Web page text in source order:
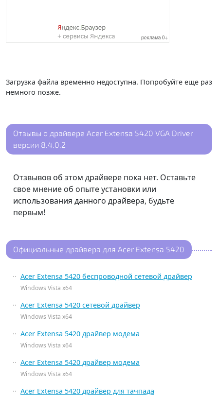
Загрузка файла временно недоступна. Попробуйте еще раз
немного позже.
Отзывы о драйвере Acer Extensa 5420 VGA Driver
версии 8.4.0.2
Отзвывов об этом драйвере пока нет. Оставьте
свое мнение об опыте установки или
использования данного драйвера, будьте
первым!
Официальные драйвера для Acer Extensa 5420
Acer Extensa 5420 беспроводной сетевой драйвер
Windows Vista x64
Acer Extensa 5420 сетевой драйвер
Windows Vista x64
Acer Extensa 5420 драйвер модема
Windows Vista x64
Acer Extensa 5420 драйвер модема
Windows Vista x64
Acer Extensa 5420 драйвер для тачпада